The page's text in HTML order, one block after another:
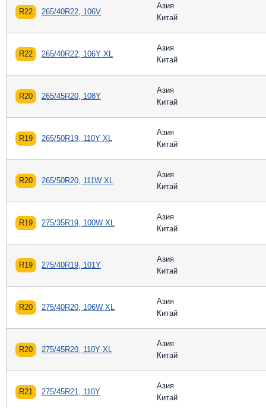
R22 265/40R22, 106V
Азия
Китай
R22 265/40R22, 106Y XL
Азия
Китай
R20 265/45R20, 108Y
Азия
Китай
R19 265/50R19, 110Y XL
Азия
Китай
R20 265/50R20, 111W XL
Азия
Китай
R19 275/35R19, 100W XL
Азия
Китай
R19 275/40R19, 101Y
Азия
Китай
R20 275/40R20, 106W XL
Азия
Китай
R20 275/45R20, 110Y XL
Азия
Китай
R21 275/45R21, 110Y
Азия
Китай